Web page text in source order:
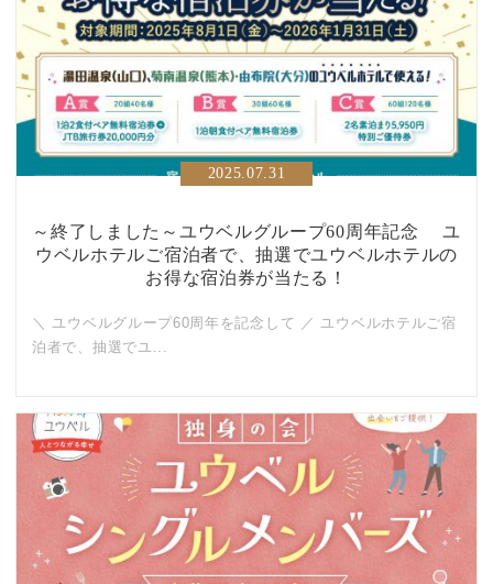
～終了しました～ユウベルグループ60周年記念 ユ
ウベルホテルご宿泊者で、抽選でユウベルホテルの
お得な宿泊券が当たる！
2025.07.31
＼ ユウベルグループ60周年を記念して ／ ユウベルホテルご宿
泊者で、抽選でユ...